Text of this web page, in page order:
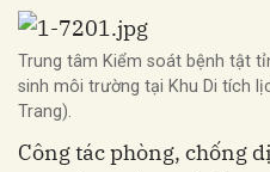
Trung tâm Kiểm soát bệnh tật
sinh môi trường tại Khu Di tích
Trang).
Công tác phòng, chống